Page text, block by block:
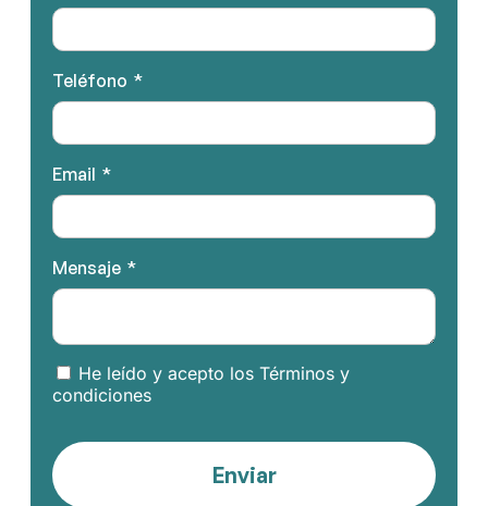
Teléfono
Email
Mensaje
He leído y acepto los Términos y
condiciones
Enviar